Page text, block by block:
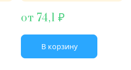
от 74,1
В корзину